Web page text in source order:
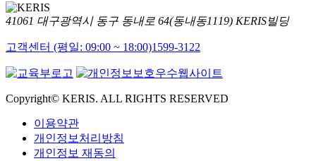
41061 대구광역시 동구 동내로 64(동내동1119) KERIS빌딩
고객센터 (평일: 09:00 ~ 18:00)1599-3122
Copyright© KERIS. ALL RIGHTS RESERVED
이용약관
개인정보처리방침
개인정보 재동의